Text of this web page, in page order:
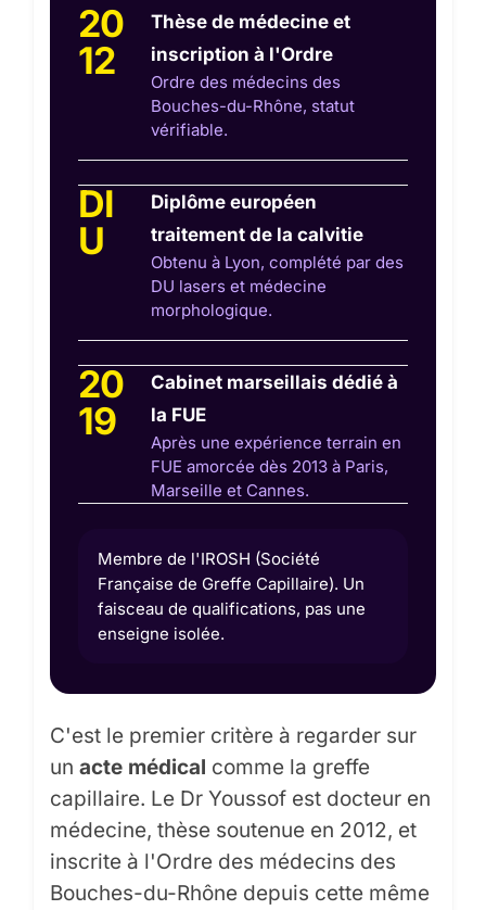
20
12
Thèse de médecine et
inscription à l'Ordre
Ordre des médecins des
Bouches-du-Rhône, statut
vérifiable.
DI
U
Diplôme européen
traitement de la calvitie
Obtenu à Lyon, complété par des
DU lasers et médecine
morphologique.
20
19
Cabinet marseillais dédié à
la FUE
Après une expérience terrain en
FUE amorcée dès 2013 à Paris,
Marseille et Cannes.
Membre de l'IROSH (Société
Française de Greffe Capillaire). Un
faisceau de qualifications, pas une
enseigne isolée.
C'est le premier critère à regarder sur
un acte médical comme la greffe
capillaire. Le Dr Youssof est docteur en
médecine, thèse soutenue en 2012, et
inscrite à l'Ordre des médecins des
Bouches-du-Rhône depuis cette même